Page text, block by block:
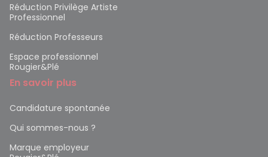
Réduction Privilège Artiste
Professionnel
Réduction Professeurs
Espace professionnel
Rougier&Plé
En savoir plus
Candidature spontanée
Qui sommes-nous ?
Marque employeur